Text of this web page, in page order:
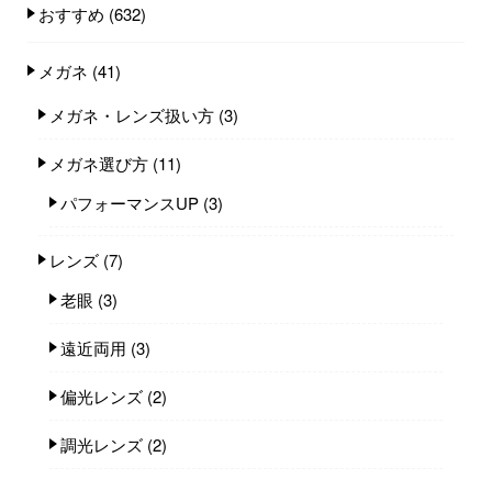
おすすめ (632)
メガネ (41)
メガネ・レンズ扱い方 (3)
メガネ選び方 (11)
パフォーマンスUP (3)
レンズ (7)
老眼 (3)
遠近両用 (3)
偏光レンズ (2)
調光レンズ (2)